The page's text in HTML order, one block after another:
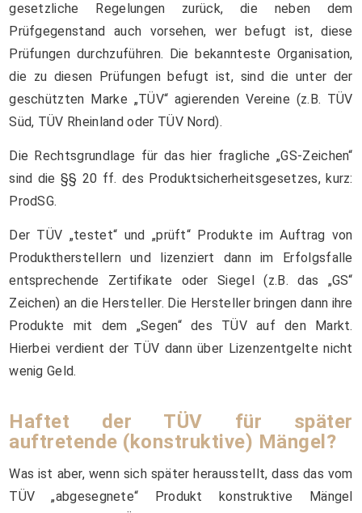
gesetzliche Regelungen zurück, die neben dem
Prüfgegenstand auch vorsehen, wer befugt ist, diese
Prüfungen durchzuführen. Die bekannteste Organisation,
die zu diesen Prüfungen befugt ist, sind die unter der
geschützten Marke „TÜV“ agierenden Vereine (z.B. TÜV
Süd, TÜV Rheinland oder TÜV Nord).
Die Rechtsgrundlage für das hier fragliche „GS-Zeichen“
sind die §§ 20 ff. des Produktsicherheitsgesetzes, kurz:
ProdSG.
Der TÜV „testet“ und „prüft“ Produkte im Auftrag von
Produktherstellern und lizenziert dann im Erfolgsfalle
entsprechende Zertifikate oder Siegel (z.B. das „GS“
Zeichen) an die Hersteller. Die Hersteller bringen dann ihre
Produkte mit dem „Segen“ des TÜV auf den Markt.
Hierbei verdient der TÜV dann über Lizenzentgelte nicht
wenig Geld.
Haftet der TÜV für später
auftretende (konstruktive) Mängel?
Was ist aber, wenn sich später herausstellt, dass das vom
TÜV „abgesegnete“ Produkt konstruktive Mängel